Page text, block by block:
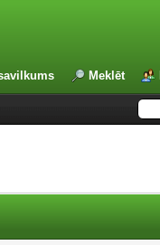
Meklēt